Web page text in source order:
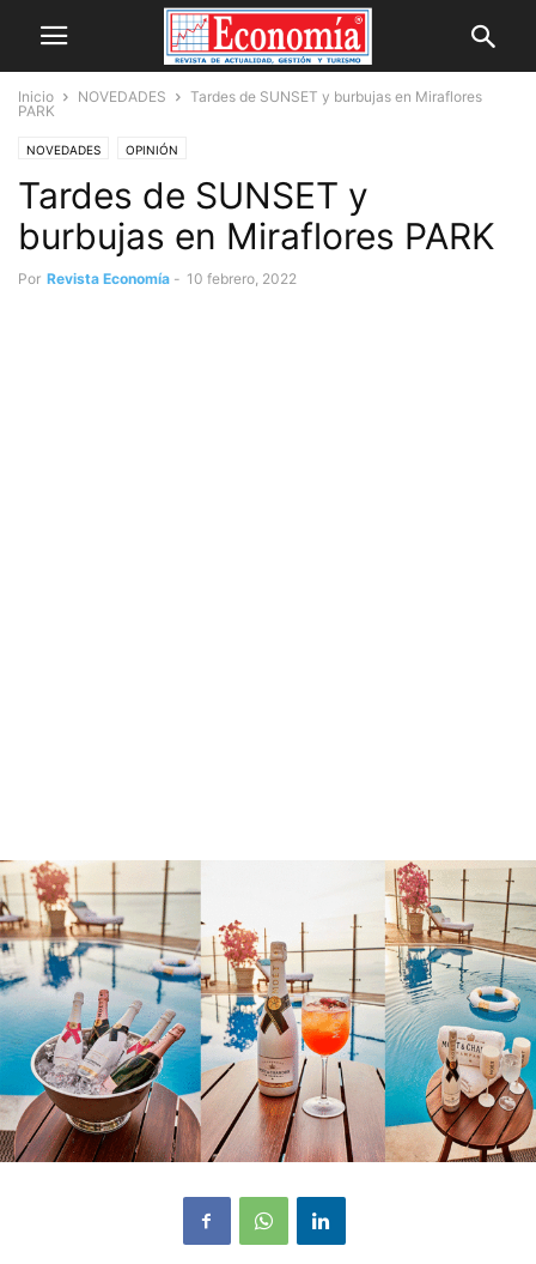
Inicio NOVEDADES
Tardes de SUNSET y burbujas en Miraflores
PARK
NOVEDADES OPINIÓN
Tardes de SUNSET y
burbujas en Miraflores PARK
Por Revista Economía - 10 febrero, 2022